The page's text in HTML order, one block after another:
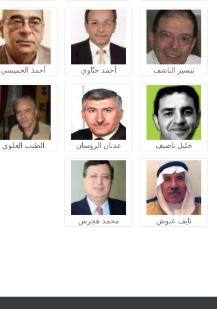
تيسير الناشف أحمد ختّاوي أحمد الخميسي
خليل ناصيف عدنان الروسان الطيب العلوي
نايف عبوش محمد هجرس